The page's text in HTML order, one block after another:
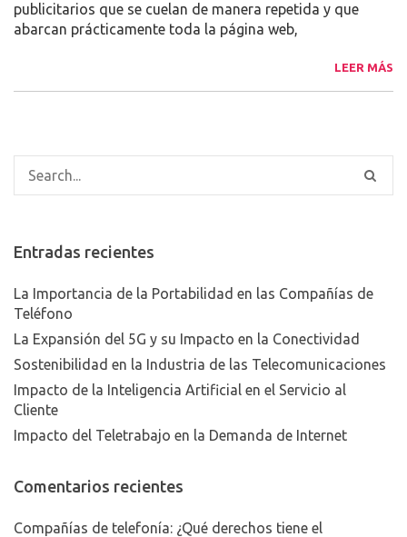
publicitarios que se cuelan de manera repetida y que
abarcan prácticamente toda la página web,
LEER MÁS
Entradas recientes
La Importancia de la Portabilidad en las Compañías de
Teléfono
La Expansión del 5G y su Impacto en la Conectividad
Sostenibilidad en la Industria de las Telecomunicaciones
Impacto de la Inteligencia Artificial en el Servicio al
Cliente
Impacto del Teletrabajo en la Demanda de Internet
Comentarios recientes
Compañías de telefonía: ¿Qué derechos tiene el